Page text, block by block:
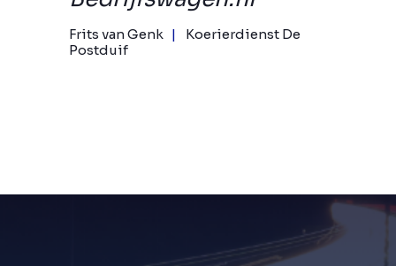
Frits van Genk
Koerierdienst De
Postduif